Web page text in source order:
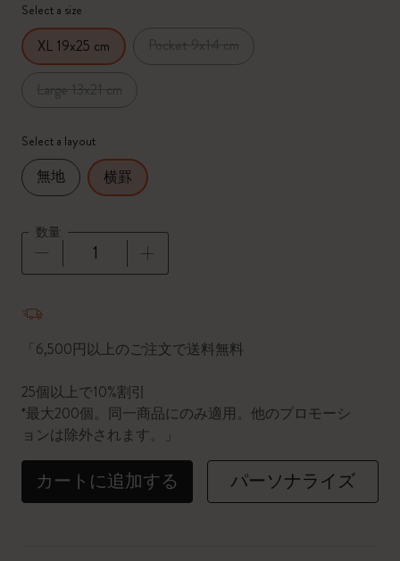
Select a size
XL 19x25 cm
Select a layout
無地 横罫
数量
「6,500円以上のご注文で送料無料
25個以上で10%割引
*最大200個。同一商品にのみ適用。他のプロモーシ
ョンは除外されます。」
カートに追加する パーソナライズ